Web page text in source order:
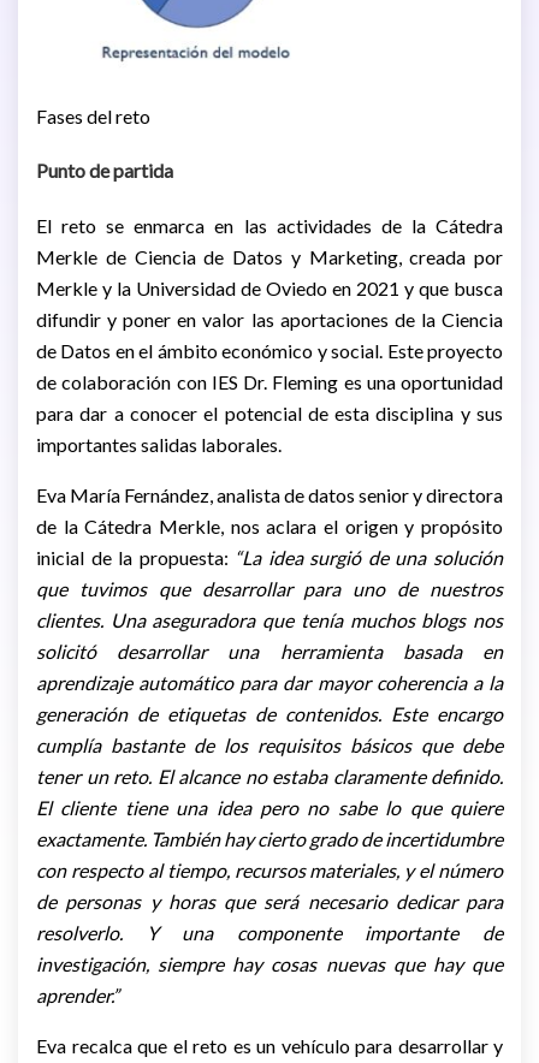
Fases del reto
Punto de partida
El reto se enmarca en las actividades de la Cátedra
Merkle de Ciencia de Datos y Marketing, creada por
Merkle y la Universidad de Oviedo en 2021 y que busca
difundir y poner en valor las aportaciones de la Ciencia
de Datos en el ámbito económico y social. Este proyecto
de colaboración con IES Dr. Fleming es una oportunidad
para dar a conocer el potencial de esta disciplina y sus
importantes salidas laborales.
Eva María Fernández, analista de datos senior y directora
de la Cátedra Merkle, nos aclara el origen y propósito
inicial de la propuesta: “La idea surgió de una solución
que tuvimos que desarrollar para uno de nuestros
clientes. Una aseguradora que tenía muchos blogs nos
solicitó desarrollar una herramienta basada en
aprendizaje automático para dar mayor coherencia a la
generación de etiquetas de contenidos. Este encargo
cumplía bastante de los requisitos básicos que debe
tener un reto. El alcance no estaba claramente definido.
El cliente tiene una idea pero no sabe lo que quiere
exactamente. También hay cierto grado de incertidumbre
con respecto al tiempo, recursos materiales, y el número
de personas y horas que será necesario dedicar para
resolverlo. Y una componente importante de
investigación, siempre hay cosas nuevas que hay que
aprender.”
Eva recalca que el reto es un vehículo para desarrollar y